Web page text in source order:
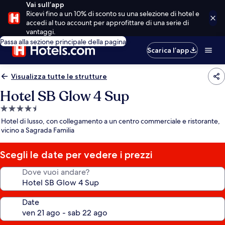
Vai sull’app
Ricevi fino a un 10% di sconto su una selezione di hotel e
accedi al tuo account per approfittare di una serie di
vantaggi.
Passa alla sezione principale della pagina
Scarica l’app
Visualizza tutte le strutture
Hotel SB Glow 4 Sup
Struttura
a
4.5
stelle
Hotel di lusso, con collegamento a un centro commerciale e ristorante,
vicino a Sagrada Familia
Scegli le date per vedere i prezzi
Dove vuoi andare?
Date